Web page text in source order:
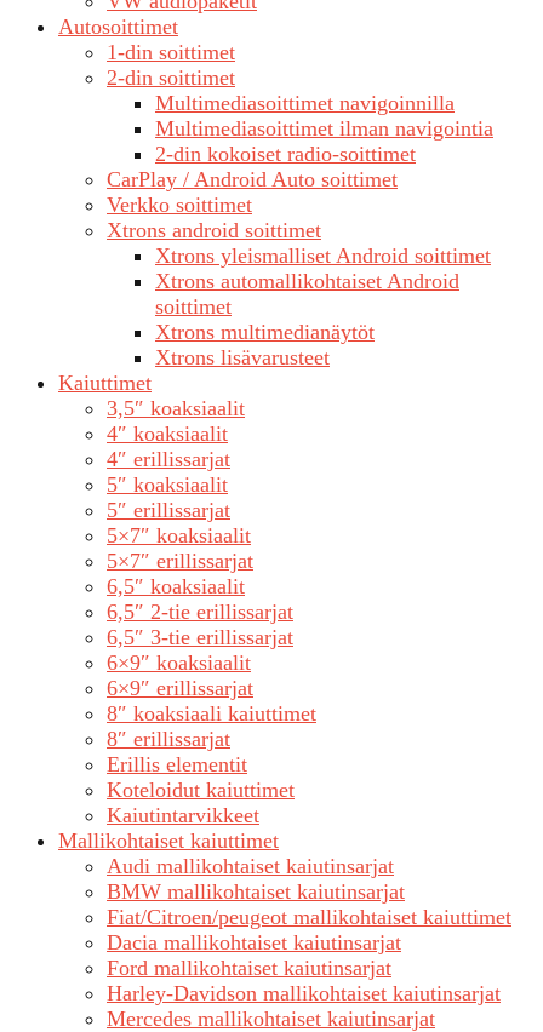
Autosoittimet
1-din soittimet
2-din soittimet
Multimediasoittimet navigoinnilla
Multimediasoittimet ilman navigointia
2-din kokoiset radio-soittimet
CarPlay / Android Auto soittimet
Verkko soittimet
Xtrons android soittimet
Xtrons yleismalliset Android soittimet
Xtrons automallikohtaiset Android
soittimet
Xtrons multimedianäytöt
Xtrons lisävarusteet
Kaiuttimet
3,5″ koaksiaalit
4″ koaksiaalit
4″ erillissarjat
5″ koaksiaalit
5″ erillissarjat
5×7″ koaksiaalit
5×7″ erillissarjat
6,5″ koaksiaalit
6,5″ 2-tie erillissarjat
6,5″ 3-tie erillissarjat
6×9″ koaksiaalit
6×9″ erillissarjat
8″ koaksiaali kaiuttimet
8″ erillissarjat
Erillis elementit
Koteloidut kaiuttimet
Kaiutintarvikkeet
Mallikohtaiset kaiuttimet
Audi mallikohtaiset kaiutinsarjat
BMW mallikohtaiset kaiutinsarjat
Fiat/Citroen/peugeot mallikohtaiset kaiuttimet
Dacia mallikohtaiset kaiutinsarjat
Ford mallikohtaiset kaiutinsarjat
Harley-Davidson mallikohtaiset kaiutinsarjat
Mercedes mallikohtaiset kaiutinsarjat